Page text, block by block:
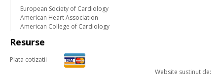
European Society of Cardiology
American Heart Association
American College of Cardiology
Resurse
Plata cotizatii
Website sustinut de: